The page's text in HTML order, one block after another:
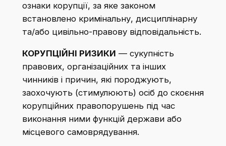
ознаки корупції, за яке законом
встановлено кримінальну, дисциплінарну
та/або цивільно-правову відповідальність. ​
КОРУПЦІЙНІ РИЗИКИ — сукупність
правових, організаційних та інших
чинників і причин, які породжують,
заохочують (стимулюють) осіб до скоєння
корупційних правопорушень під час
виконання ними функцій держави або
місцевого самоврядування.​